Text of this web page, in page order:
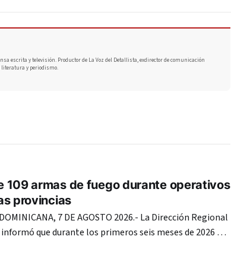
escrita y televisión. Productor de La Voz del Detallista, exdirector de comunicación
literatura y periodismo.
109 armas de fuego durante operativos
provincias
7 DE AGOSTO 2026.- La Dirección Regional
que durante los primeros seis meses de 2026 ha
de diferentes marcas y calibres en las provincias